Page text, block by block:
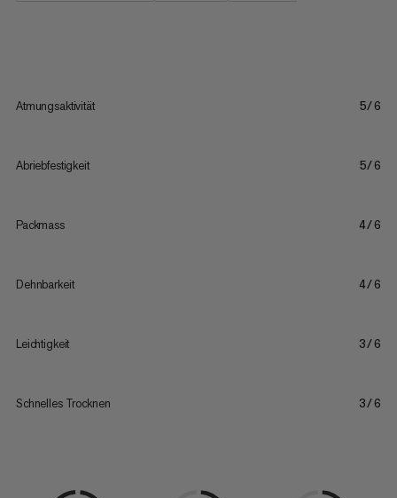
Atmungsaktivität 5/6
Abriebfestigkeit 5/6
Packmass 4/6
Dehnbarkeit 4/6
Leichtigkeit 3/6
Schnelles Trocknen 3/6